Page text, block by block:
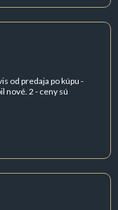
od predaja po kúpu -
nové. 2 - ceny sú